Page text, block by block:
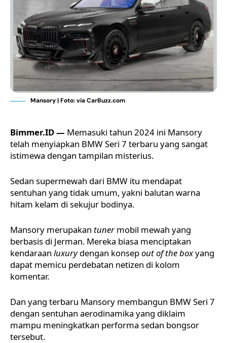
Mansory | Foto: via CarBuzz.com
Bimmer.ID — Memasuki tahun 2024 ini Mansory
telah menyiapkan BMW Seri 7 terbaru yang sangat
istimewa dengan tampilan misterius.
Sedan supermewah dari BMW itu mendapat
sentuhan yang tidak umum, yakni balutan warna
hitam kelam di sekujur bodinya.
Mansory merupakan tuner mobil mewah yang
berbasis di Jerman. Mereka biasa menciptakan
kendaraan luxurydengan konsepout of the boxyang
dapat memicu perdebatan netizen di kolom
komentar.
Dan yang terbaru Mansory membangun BMW Seri 7
dengan sentuhan aerodinamika yang diklaim
mampu meningkatkan performa sedan bongsor
tersebut.